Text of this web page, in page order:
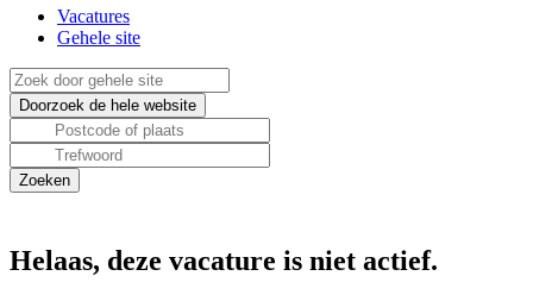
Vacatures
Gehele site
Helaas, deze vacature is niet actief.